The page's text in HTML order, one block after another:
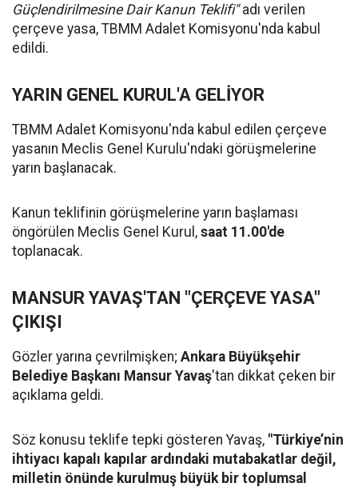
Güçlendirilmesine Dair Kanun Teklifi"adı verilen
çerçeve yasa, TBMM Adalet Komisyonu'nda kabul
edildi.
YARIN GENEL KURUL'A GELİYOR
TBMM Adalet Komisyonu'nda kabul edilen çerçeve
yasanın Meclis Genel Kurulu'ndaki görüşmelerine
yarın başlanacak.
Kanun teklifinin görüşmelerine yarın başlaması
öngörülen Meclis Genel Kurul, saat 11.00'de
toplanacak.
MANSUR YAVAŞ'TAN "ÇERÇEVE YASA"
ÇIKIŞI
Gözler yarına çevrilmişken; Ankara Büyükşehir
Belediye Başkanı Mansur Yavaş'tan dikkat çeken bir
açıklama geldi.
Söz konusu teklife tepki gösteren Yavaş, "Türkiye’nin
ihtiyacı kapalı kapılar ardındaki mutabakatlar değil,
milletin önünde kurulmuş büyük bir toplumsal